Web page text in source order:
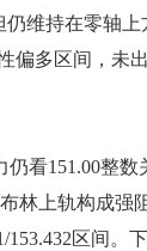
仍维持在零轴
偏多区间，未
151.00整数
林上轨构成
区间。